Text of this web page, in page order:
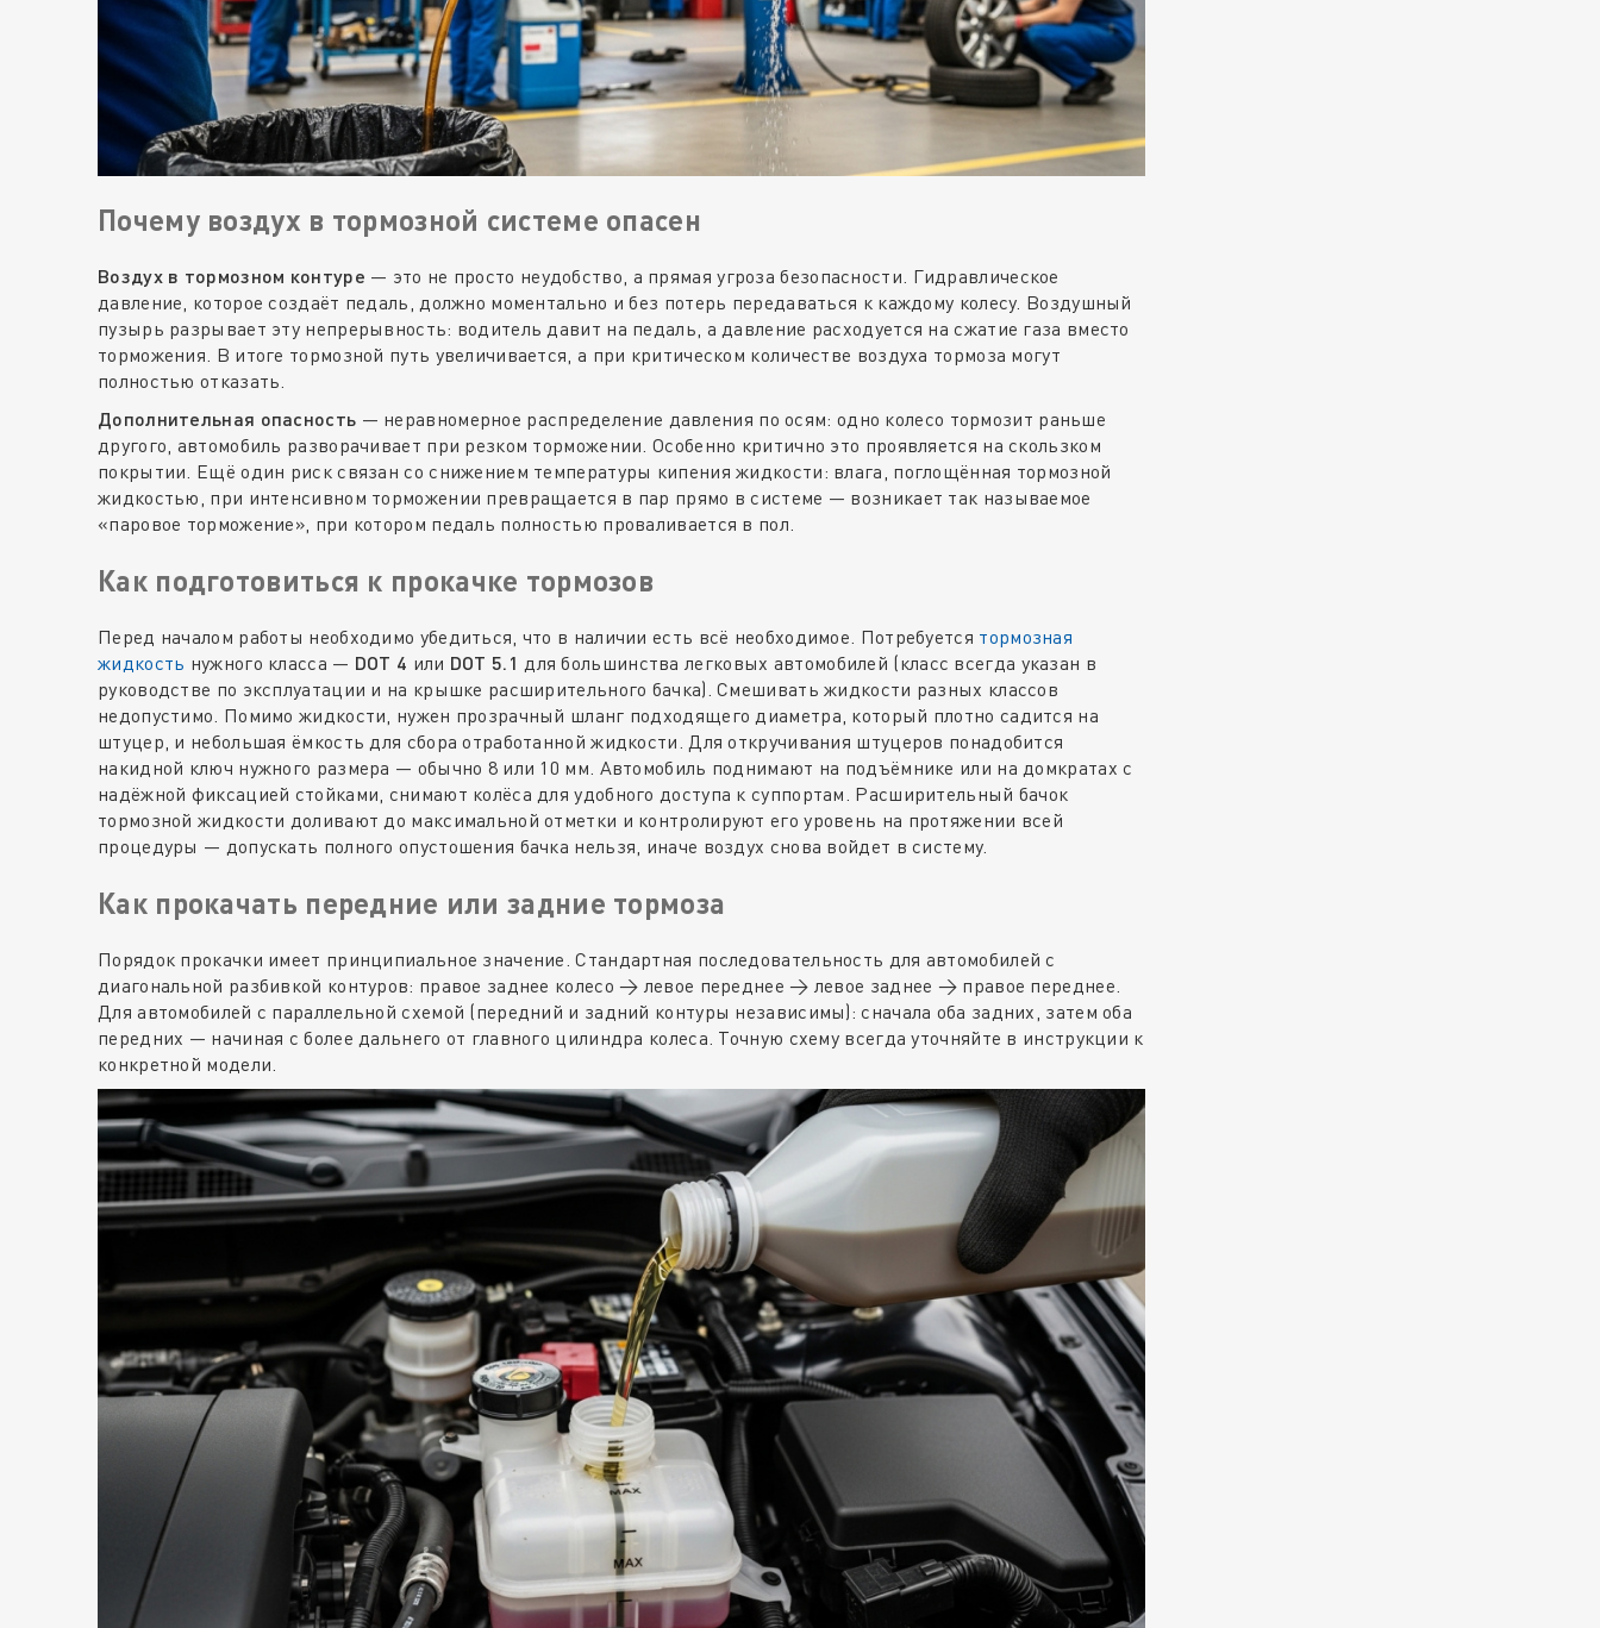
Почему воздух в тормозной системе опасен
Воздух в тормозном контуре — это не просто неудобство, а прямая угроза безопасности. Гидравлическое
давление, которое создаёт педаль, должно моментально и без потерь передаваться к каждому колесу. Воздушный
пузырь разрывает эту непрерывность: водитель давит на педаль, а давление расходуется на сжатие газа вместо
торможения. В итоге тормозной путь увеличивается, а при критическом количестве воздуха тормоза могут
полностью отказать.
Дополнительная опасность — неравномерное распределение давления по осям: одно колесо тормозит раньше
другого, автомобиль разворачивает при резком торможении. Особенно критично это проявляется на скользком
покрытии. Ещё один риск связан со снижением температуры кипения жидкости: влага, поглощённая тормозной
жидкостью, при интенсивном торможении превращается в пар прямо в системе — возникает так называемое
«паровое торможение», при котором педаль полностью проваливается в пол.
Как подготовиться к прокачке тормозов
Перед началом работы необходимо убедиться, что в наличии есть всё необходимое. Потребуется тормозная
жидкость нужного класса — DOT 4 или DOT 5.1 для большинства легковых автомобилей (класс всегда указан в
руководстве по эксплуатации и на крышке расширительного бачка). Смешивать жидкости разных классов
недопустимо. Помимо жидкости, нужен прозрачный шланг подходящего диаметра, который плотно садится на
штуцер, и небольшая ёмкость для сбора отработанной жидкости. Для откручивания штуцеров понадобится
накидной ключ нужного размера — обычно 8 или 10 мм. Автомобиль поднимают на подъёмнике или на домкратах с
надёжной фиксацией стойками, снимают колёса для удобного доступа к суппортам. Расширительный бачок
тормозной жидкости доливают до максимальной отметки и контролируют его уровень на протяжении всей
процедуры — допускать полного опустошения бачка нельзя, иначе воздух снова войдет в систему.
Как прокачать передние или задние тормоза
Порядок прокачки имеет принципиальное значение. Стандартная последовательность для автомобилей с
диагональной разбивкой контуров: правое заднее колесо → левое переднее → левое заднее → правое переднее.
Для автомобилей с параллельной схемой (передний и задний контуры независимы): сначала оба задних, затем оба
передних — начиная с более дальнего от главного цилиндра колеса. Точную схему всегда уточняйте в инструкции к
конкретной модели.